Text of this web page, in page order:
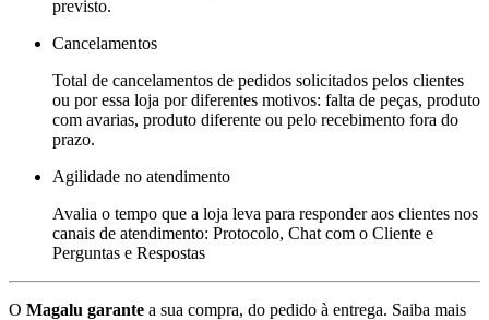
previsto.
Cancelamentos
Total de cancelamentos de pedidos solicitados pelos clientes
ou por essa loja por diferentes motivos: falta de peças, produto
com avarias, produto diferente ou pelo recebimento fora do
prazo.
Agilidade no atendimento
Avalia o tempo que a loja leva para responder aos clientes nos
canais de atendimento: Protocolo, Chat com o Cliente e
Perguntas e Respostas
O Magalu garante a sua compra, do pedido à entrega. Saiba mais